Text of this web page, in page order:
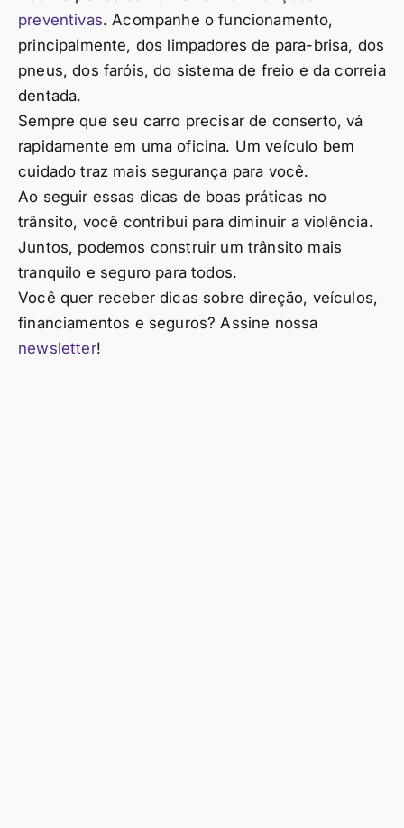
preventivas. Acompanhe o funcionamento,
principalmente, dos limpadores de para-brisa, dos
pneus, dos faróis, do sistema de freio e da correia
dentada.
Sempre que seu carro precisar de conserto, vá
rapidamente em uma oficina. Um veículo bem
cuidado traz mais segurança para você.
Ao seguir essas dicas de boas práticas no
trânsito, você contribui para diminuir a violência.
Juntos, podemos construir um trânsito mais
tranquilo e seguro para todos.
Você quer receber dicas sobre direção, veículos,
financiamentos e seguros? Assine nossa
newsletter!